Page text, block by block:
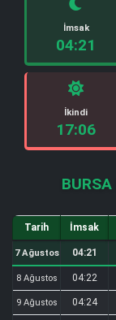
İmsak
04:21
İkindi
17:06
Tarih İmsak
7 Ağustos 04:21
8 Ağustos 04:22
9 Ağustos 04:24